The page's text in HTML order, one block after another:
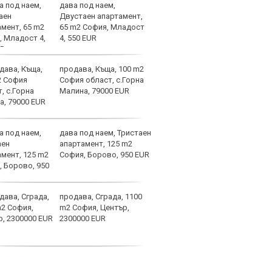
дава под наем,
Двустаен апартамент,
65 m2 София, Младост
4, 550 EUR
продава, Къща, 100 m2
София област, с.Горна
Малина, 79000 EUR
дава под наем, Тристаен
апартамент, 125 m2
София, Борово, 950 EUR
продава, Сграда, 1100
m2 София, Център,
2300000 EUR